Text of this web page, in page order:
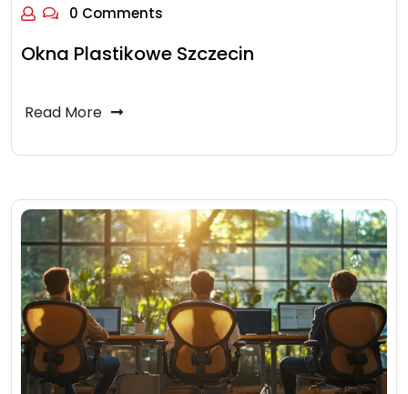
0 Comments
Okna Plastikowe Szczecin
Read More